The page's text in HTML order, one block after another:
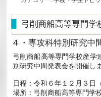
弓削商船高等専門学
４・専攻科特別研究中
弓削商船高等専門学校産学
別研究中間発表会を開催しま
日程：令和６年１２月３日
場所：弓削商船高等専門学